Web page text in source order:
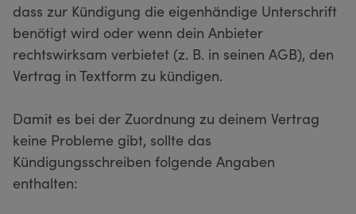
dass zur Kündigung die eigenhändige Unterschrift
benötigt wird oder wenn dein Anbieter
rechtswirksam verbietet (z. B. in seinen AGB), den
Vertrag in Textform zu kündigen.
Damit es bei der Zuordnung zu deinem Vertrag
keine Probleme gibt, sollte das
Kündigungsschreiben folgende Angaben
enthalten: